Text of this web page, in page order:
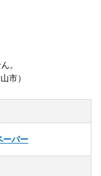
。
市）
ーパー